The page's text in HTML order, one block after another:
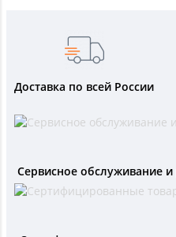
Доставка по всей России
Сервисное обслуживание